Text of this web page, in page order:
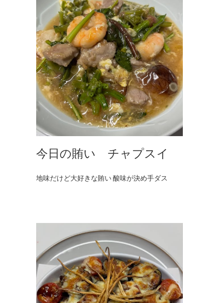
今日の賄い チャプスイ
地味だけど大好きな賄い 酸味が決め手ダス